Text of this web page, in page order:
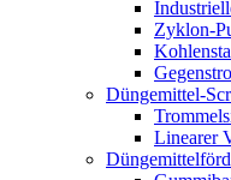
Zyklon-
Düngemittel-
Linearer